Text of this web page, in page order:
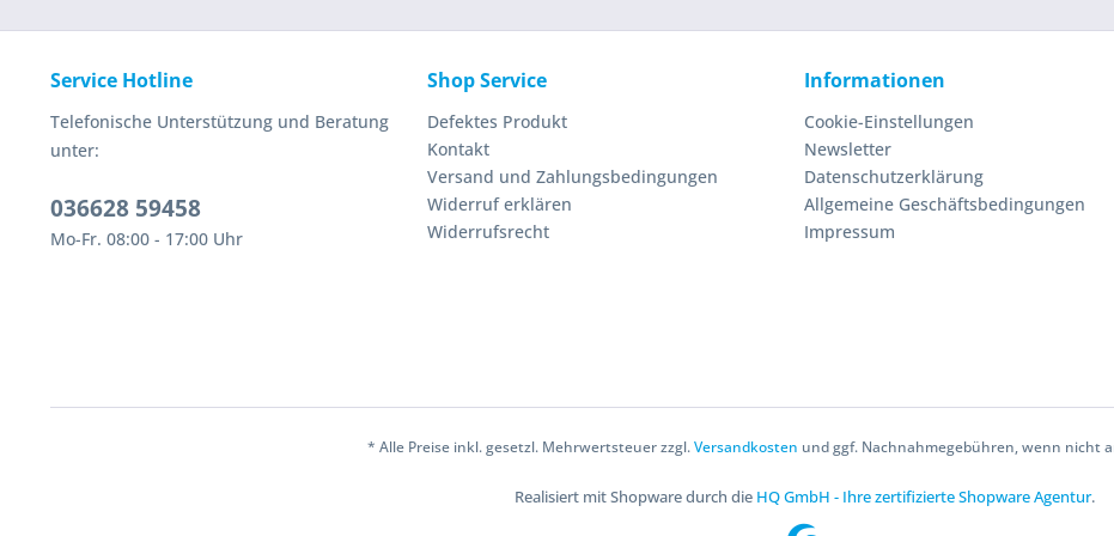
Service Hotline
Telefonische Unterstützung und Beratung
unter:
036628 59458
Mo-Fr. 08:00 - 17:00 Uhr
Shop Service
Defektes Produkt
Kontakt
Versand und Zahlungsbedingungen
Widerruf erklären
Widerrufsrecht
Informationen
Cookie-Einstellungen
Newsletter
Datenschutzerklärung
Allgemeine Geschäftsbedingungen
Impressum
* Alle Preise inkl. gesetzl. Mehrwertsteuer zzgl.Versandkosten und ggf. Nachnahmegebühren, wenn nicht
Realisiert mit Shopware durch die HQ GmbH - Ihre zertifizierte Shopware Agentur.